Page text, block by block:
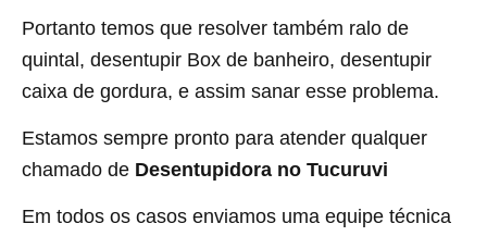
Portanto temos que resolver também ralo de
quintal, desentupir Box de banheiro, desentupir
caixa de gordura, e assim sanar esse problema.
Estamos sempre pronto para atender qualquer
chamado de Desentupidora no Tucuruvi
Em todos os casos enviamos uma equipe técnica